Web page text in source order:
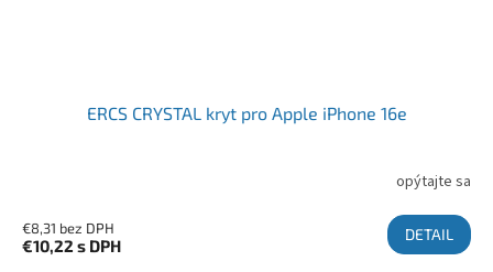
ERCS CRYSTAL kryt pro Apple iPhone 16e
opýtajte sa
€8,31 bez DPH
€10,22 s DPH
DETAIL